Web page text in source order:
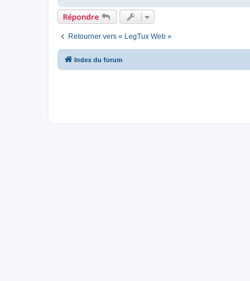
Répondre
Retourner vers « LegTux Web »
Index du forum